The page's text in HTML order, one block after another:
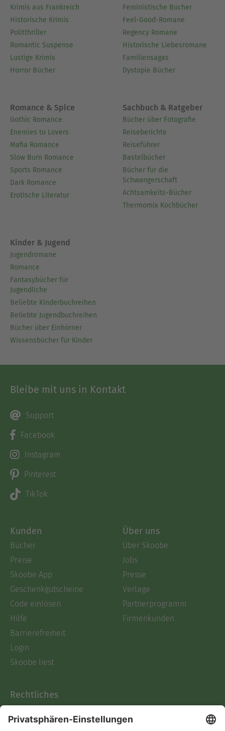
Krimis aus Frankreich
Historische Krimis
Politthriller
Romantic Suspense
Lustige Krimis
Horror Bücher
Feministische Bücher
Feel-Good-Romane
Regency Romane
Historische Liebesromane
Familiensagas
Dystopie Bücher
Romance & Spice
Gothic Romance
Enemies to Lovers
Mafia Romance
Slow Burn Romance
Sports Romance
Dark Romance
Erotische Literatur
Sachbuch & Ratgeber
Bücher über Fotografie
Reiseberichte
Reiseführer
Bastelbücher
Bücher für die
Schwangerschaft
Achtsamkeits-Bücher
Thermomix Kochbücher
Kinder & Jugend
Jugendromane
Romance
Fantasybücher für
Jugendliche
Beliebte Kinderbuchreihen
Beliebte Jugendbuchreihen
Bücher über Einhörner
Wissensbücher für Kinder
Bleibe mit uns in Kontakt
Support
Facebook
Instagram
Pinterest
TikTok
Kunden
Bücher
Preise
Skoobe App
Geschenkgutscheine
Code einlösen
Hilfe
Barrierefreiheit
Login
Skoobe liest
Über uns
Über Skoobe
Jobs
Presse
Verlage
Partnerprogramm
Firmenkunden
Rechtliches
AGB